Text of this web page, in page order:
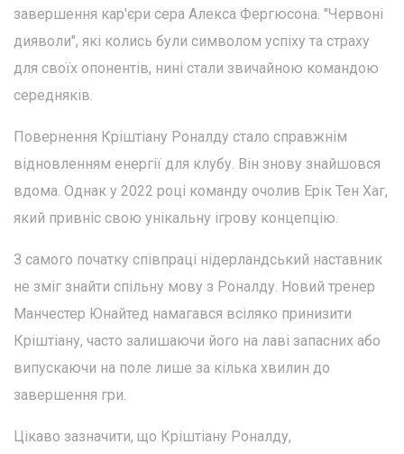
завершення кар'єри сера Алекса Фергюсона. "Червоні
дияволи", які колись були символом успіху та страху
для своїх опонентів, нині стали звичайною командою
середняків.
Повернення Кріштіану Роналду стало справжнім
відновленням енергії для клубу. Він знову знайшовся
вдома. Однак у 2022 році команду очолив Ерік Тен Хаг,
який привніс свою унікальну ігрову концепцію.
З самого початку співпраці нідерландський наставник
не зміг знайти спільну мову з Роналду. Новий тренер
Манчестер Юнайтед намагався всіляко принизити
Кріштіану, часто залишаючи його на лаві запасних або
випускаючи на поле лише за кілька хвилин до
завершення гри.
Цікаво зазначити, що Кріштіану Роналду,